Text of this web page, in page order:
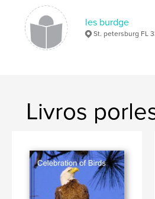
Artistic natural Florida images
les burdge
St. petersburg FL
Livros